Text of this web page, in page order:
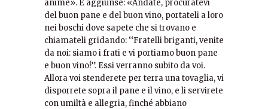
anime». E aggiunse: «Andate, procuratevi
del buon pane e del buon vino, portateli a loro
nei boschi dove sapete che si trovano e
chiamateli gridando: ‘‘Fratelli briganti, venite
da noi: siamo i frati e vi portiamo buon pane
e buon vino!’’. Essi verranno subito da voi.
Allora voi stenderete per terra una tovaglia, vi
disporrete sopra il pane e il vino, e li servirete
con umiltà e allegria, finché abbiano